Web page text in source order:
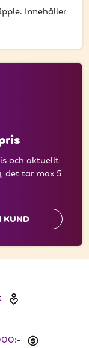
av våra
Innehåller
och aktuellt
det tar max 5
KUND